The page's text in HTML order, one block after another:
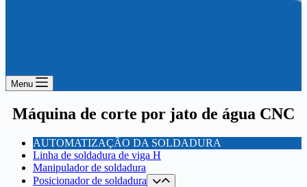
Menu
Máquina de corte por jato de água CNC
AUTOMATIZAÇÃO DA SOLDADURA
Linha de soldadura de viga H
Manipulador de soldadura
Posicionador de soldadura